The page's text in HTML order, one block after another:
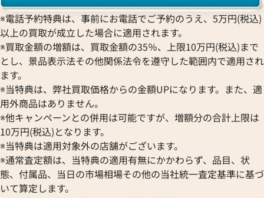
バン スチールシャイニー
格
合わせください
電話で聞く
ウブロ ビッグ・バン スチー
341.SX.130.RX.174
参考買取価格
価格はお問い合わせください
電話で聞く
※電話予約特典は、事前にお電話でご予約のうえ、5万円(税込)
以上の買取が成立した場合に適用されます。
※買取金額の増額は、買取金額の35％、上限10万円(税込)まで
とし、景品表示法その他関係法令を遵守した範囲内で適用され
ます。
※当特典は、弊社買取価格からの金額UPになります。また、適
用外商品はありません。
※他キャンペーンとの併用は可能ですが、増額分の合計上限は
10万円(税込)となります。
※当特典は適用対象外の店舗がございます。
※通常査定額は、当特典の適用有無にかかわらず、品目、状
態、付属品、当日の市場相場その他の当社統一査定基準に基づ
いて算定します。